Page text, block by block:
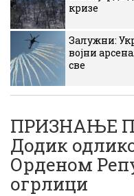
кризе
Залужни:
војни
све
ПРИЗНАЊЕ
Додик
Орденом
огрлици